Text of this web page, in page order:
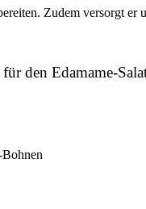
Zudem versorgt
den Edamame-
Bohnen